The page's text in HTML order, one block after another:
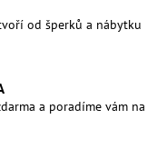
od šperků a nábytku
a poradíme vám na